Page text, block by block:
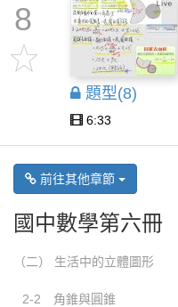
8
題型(8)
6:33
前往其他章節
國中數學第六冊
（二） 生活中的立體圖形
2-2 角錐與圓錐